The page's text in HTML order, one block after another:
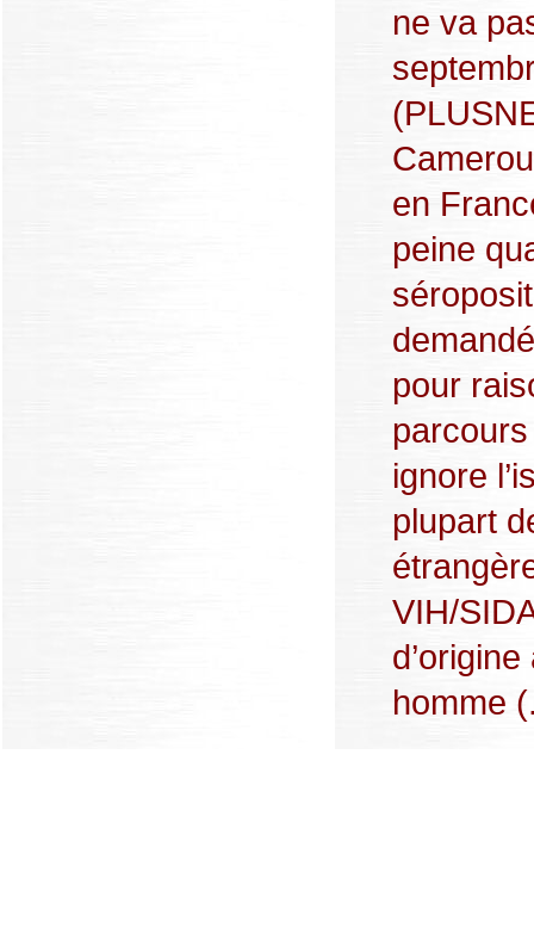
ne va
en
peine
pour
ignore
plupart
VIH/
homme